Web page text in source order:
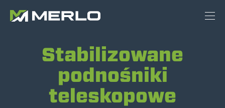
Stabilizowane
podnośniki
teleskopowe